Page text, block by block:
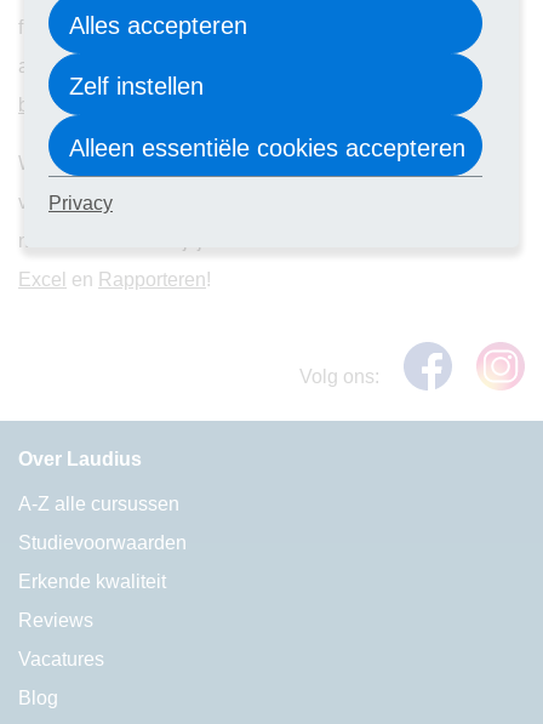
financiële gegevens en zou je graag voor een klein bedrijf
aan de slag willen? Kies dan voor de cursus
basiskennis
boekhouden
Wil je je kansen op de arbeidsmarkt vergroten en je
vaardigheden in Excel en rapporteren naar een hoger
niveau tillen? Schrijf je dan nu in voor onze cursussen
Excel en Rapporteren!
Volg ons:
Over Laudius
A-Z alle cursussen
Studievoorwaarden
Erkende kwaliteit
Reviews
Vacatures
Blog
Alles accepteren
Zelf instellen
Alleen essentiële cookies accepteren
Privacy